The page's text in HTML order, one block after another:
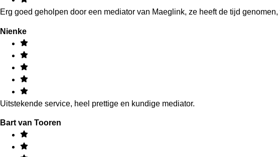
Erg goed geholpen door een mediator van Maeglink, ze heeft de tijd
Nienke
Uitstekende service, heel prettige en kundige mediator.
Bart van Tooren